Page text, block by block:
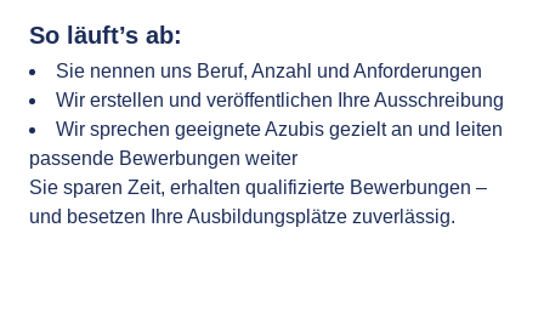
So läuft’s ab:
Sie nennen uns Beruf, Anzahl und Anforderungen
Wir erstellen und veröffentlichen Ihre Ausschreibung
Wir sprechen geeignete Azubis gezielt an und leiten
passende Bewerbungen weiter
Sie sparen Zeit, erhalten qualifizierte Bewerbungen –
und besetzen Ihre Ausbildungsplätze zuverlässig.